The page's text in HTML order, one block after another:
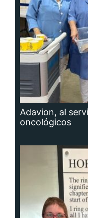
Adavion, al
oncológicos